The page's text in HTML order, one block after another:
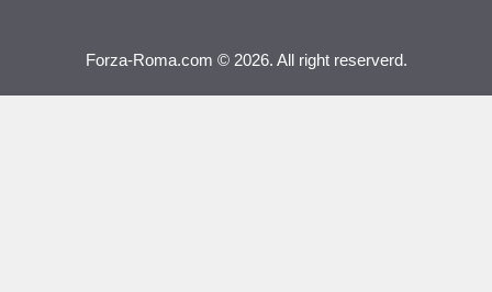
Forza-Roma.com © 2026. All right reserverd.